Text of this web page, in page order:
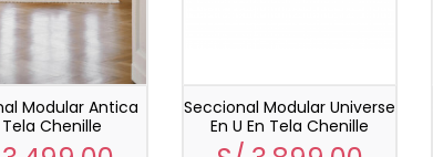
Modular Antica
Tela Chenille
Seccional Modular Universe
En U En Tela Chenille